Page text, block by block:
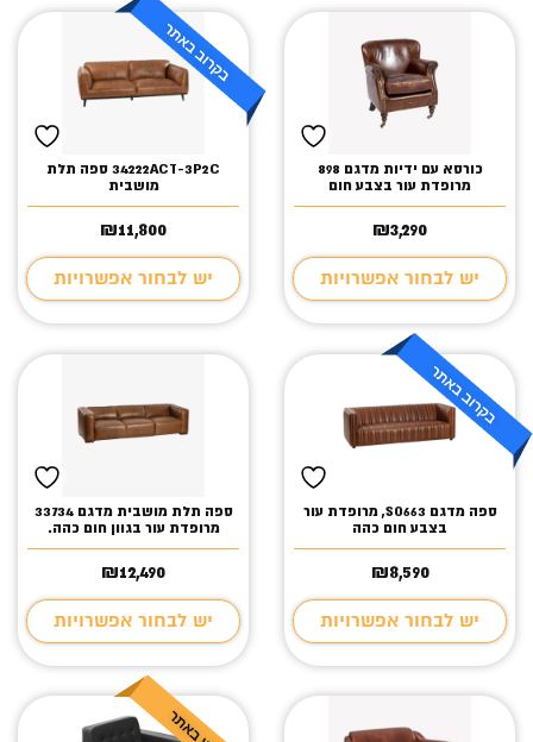
כורסא עם ידיות מדגם 898
מרופדת עור בצבע חום
₪3,290
יש לבחור אפשרויות
34222ACT-3P2C ספה תלת
מושבית
₪11,800
יש לבחור אפשרויות
ספה מדגם SO663, מרופדת עור
בצבע חום כהה
₪8,590
יש לבחור אפשרויות
ספה תלת מושבית מדגם 33734
מרופדת עור בגוון חום כהה.
₪12,490
יש לבחור אפשרויות